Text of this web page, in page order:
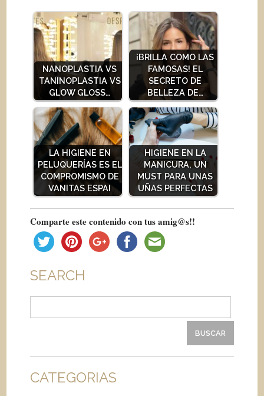
NANOPLASTIA VS
TANINOPLASTIA VS
GLOW GLOSS…
¡BRILLA COMO LAS
FAMOSAS! EL
SECRETO DE
BELLEZA DE…
LA HIGIENE EN
PELUQUERÍAS ES EL
COMPROMISMO DE
VANITAS ESPAI
HIGIENE EN LA
MANICURA, UN
MUST PARA UNAS
UÑAS PERFECTAS
Comparte este contenido con tus amig@s!!
SEARCH
CATEGORIAS